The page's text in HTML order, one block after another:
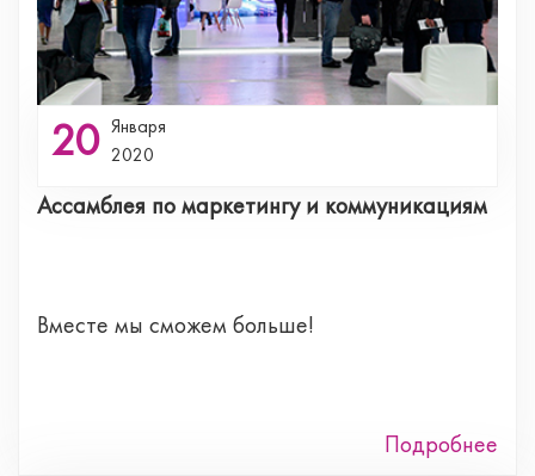
20 Января
2020
Ассамблея по маркетингу и коммуникациям
Вместе мы сможем больше!
Подробнее